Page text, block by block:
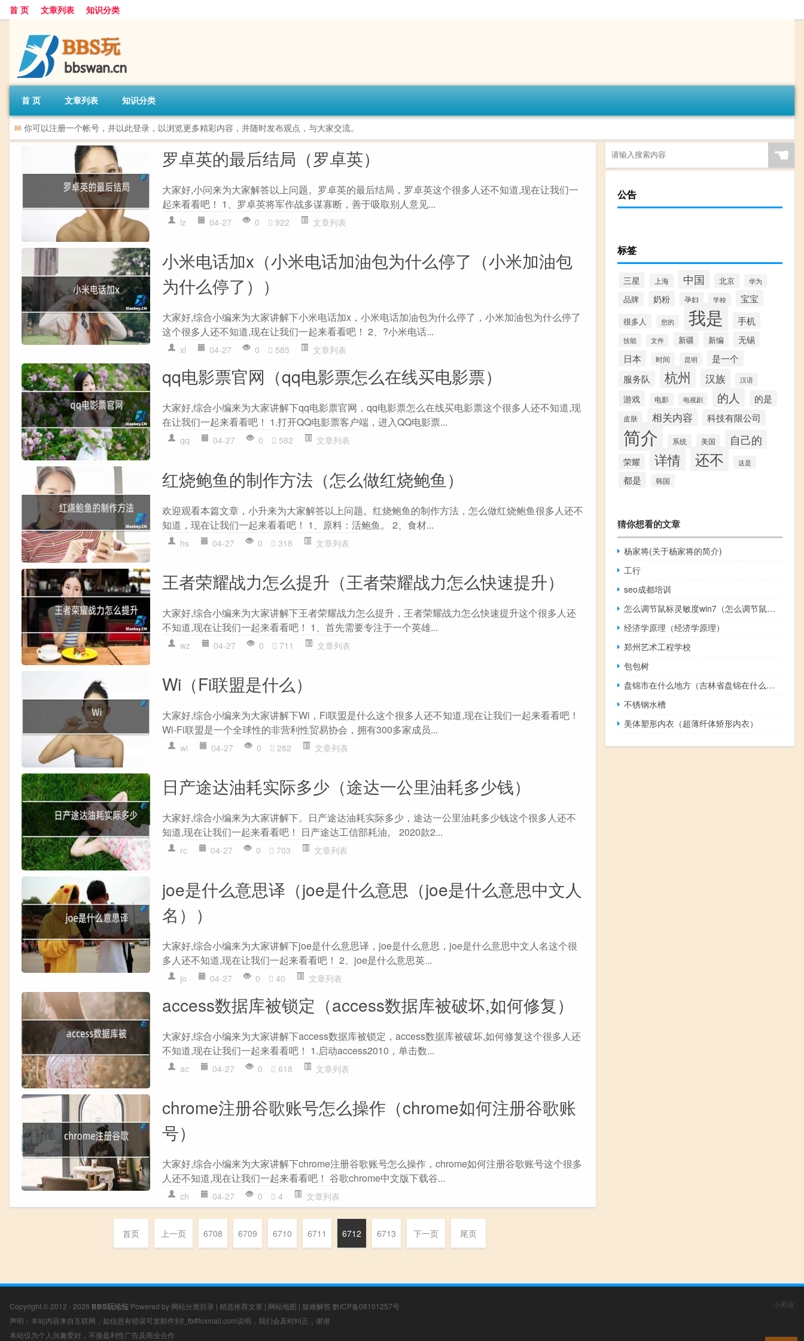
首 页 文章列表 知识分类
首 页 文章列表 知识分类
✉ 你可以注册一个帐号，并以此登录，以浏览更多精彩内容，并随时发布观点，与大家交流。
罗卓英的最后结局（罗卓英）
大家好,小问来为大家解答以上问题。罗卓英的最后结局，罗卓英这个很多人还不知道,现在让我们一
起来看看吧！ 1、罗卓英将军作战多谋寡断，善于吸取别人意见...
lz 04-27 0 922 文章列表
小米电话加x（小米电话加油包为什么停了（小米加油包
为什么停了））
大家好,综合小编来为大家讲解下小米电话加x，小米电话加油包为什么停了，小米加油包为什么停了
这个很多人还不知道,现在让我们一起来看看吧！ 2、?小米电话...
xl 04-27 0 585 文章列表
qq电影票官网（qq电影票怎么在线买电影票）
大家好,综合小编来为大家讲解下qq电影票官网，qq电影票怎么在线买电影票这个很多人还不知道,现
在让我们一起来看看吧！ 1.打开QQ电影票客户端，进入QQ电影票...
qq 04-27 0 582 文章列表
红烧鲍鱼的制作方法（怎么做红烧鲍鱼）
欢迎观看本篇文章，小升来为大家解答以上问题。红烧鲍鱼的制作方法，怎么做红烧鲍鱼很多人还不
知道，现在让我们一起来看看吧！ 1、原料：活鲍鱼。 2、食材...
hs 04-27 0 318 文章列表
王者荣耀战力怎么提升（王者荣耀战力怎么快速提升）
大家好,综合小编来为大家讲解下王者荣耀战力怎么提升，王者荣耀战力怎么快速提升这个很多人还
不知道,现在让我们一起来看看吧！ 1、首先需要专注于一个英雄...
wz 04-27 0 711 文章列表
Wi（Fi联盟是什么）
大家好,综合小编来为大家讲解下Wi，Fi联盟是什么这个很多人还不知道,现在让我们一起来看看吧！
Wi-Fi联盟是一个全球性的非营利性贸易协会，拥有300多家成员...
wi 04-27 0 282 文章列表
日产途达油耗实际多少（途达一公里油耗多少钱）
大家好,综合小编来为大家讲解下。日产途达油耗实际多少，途达一公里油耗多少钱这个很多人还不
知道,现在让我们一起来看看吧！ 日产途达工信部耗油。 2020款2...
rc 04-27 0 703 文章列表
joe是什么意思译（joe是什么意思（joe是什么意思中文人
名））
大家好,综合小编来为大家讲解下joe是什么意思译，joe是什么意思，joe是什么意思中文人名这个很
多人还不知道,现在让我们一起来看看吧！ 2、joe是什么意思英...
jo 04-27 0 40 文章列表
access数据库被锁定（access数据库被破坏,如何修复）
大家好,综合小编来为大家讲解下access数据库被锁定，access数据库被破坏,如何修复这个很多人还
不知道,现在让我们一起来看看吧！ 1.启动access2010，单击数...
ac 04-27 0 618 文章列表
chrome注册谷歌账号怎么操作（chrome如何注册谷歌账
号）
大家好,综合小编来为大家讲解下chrome注册谷歌账号怎么操作，chrome如何注册谷歌账号这个很多
人还不知道,现在让我们一起来看看吧！ 谷歌chrome中文版下载谷...
ch 04-27 0 4 文章列表
首页 上一页 6708 6709 6710 6711 6712 6713 下一页 尾页
☚
公告
标签
三星 上海 中国 北京 华为
品牌 奶粉 孕妇 学校 宝宝
很多人 您的 我是 手机
技能 文件 新疆 新编 无锡
日本 时间 昆明
是一个
服务队
杭州 汉族 汉语
游戏 电影 电视剧 的人 的是
皮肤 相关内容 科技有限公司
简介 系统 美国 自己的
荣耀 详情 还不 这是
都是 韩国
猜你想看的文章
杨家将(关于杨家将的简介)
工行
seo成都培训
怎么调节鼠标灵敏度win7（怎么调节鼠标灵敏度）
经济学原理（经济学原理）
郑州艺术工程学校
包包树
盘锦市在什么地方（吉林省盘锦在什么地方）
不锈钢水槽
美体塑形内衣（超薄纤体矫形内衣）
Copyright © 2012 - 2026 BBS玩论坛 Powered by 网站分类目录 | 精选推荐文章 | 网站地图 | 疑难解答 黔ICP备08101257号
声明：本站内容来自互联网，如信息有错误可发邮件到f_fb#foxmail.com说明，我们会及时纠正，谢谢
本站仅为个人兴趣爱好，不接盈利性广告及商业合作
小男孩